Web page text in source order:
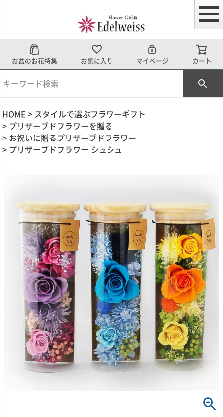
お盆のお花特集 お気に入り マイページ カート
HOME
スタイルで選ぶフラワーギフト
プリザーブドフラワーを贈る
お祝いに贈るプリザーブドフラワー
プリザーブドフラワー シュシュ